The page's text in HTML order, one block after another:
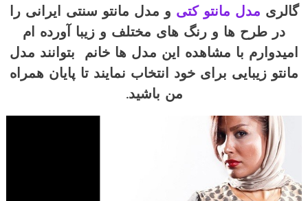
گالری مدل مانتو کتی و مدل مانتو سنتی ایرانی را
در طرح ها و رنگ های مختلف و زیبا آورده ام
امیدوارم با مشاهده این مدل ها خانم بتوانند مدل
مانتو زیبایی برای خود انتخاب نمایند تا پایان همراه
من باشید.